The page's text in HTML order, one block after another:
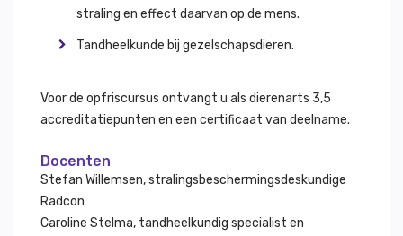
straling en effect daarvan op de mens.
Tandheelkunde bij gezelschapsdieren.
Voor de opfriscursus ontvangt u als dierenarts 3,5
accreditatiepunten en een certificaat van deelname.
Docenten
Stefan Willemsen, stralingsbeschermingsdeskundige
Radcon
Caroline Stelma, tandheelkundig specialist en